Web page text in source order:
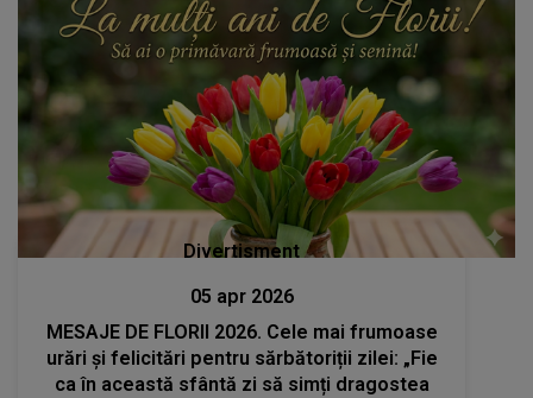
Divertisment
05 apr 2026
MESAJE DE FLORII 2026. Cele mai frumoase
urări și felicitări pentru sărbătoriții zilei: „Fie
ca în această sfântă zi să simți dragostea